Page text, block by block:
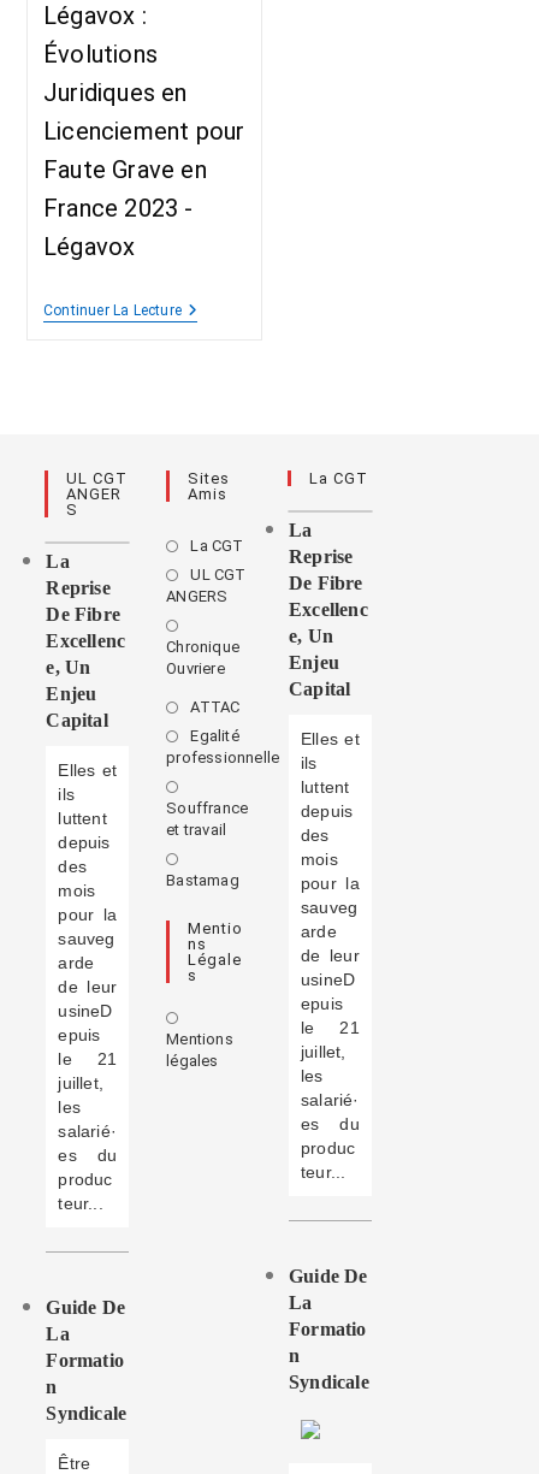
Légavox :
Évolutions
Juridiques en
Licenciement pour
Faute Grave en
France 2023 -
Légavox
Continuer La Lecture
UL CGT
ANGER
S
La
Reprise
De Fibre
Excellenc
E, Un
Enjeu
Capital
Elles et
ils
luttent
depuis
des
mois
pour la
sauveg
arde
de leur
usineD
epuis
le 21
juillet,
les
salarié·
es du
produc
teur...
Guide De
La
Formatio
N
Syndicale
Être
Sites
Amis
La CGT
UL CGT
ANGERS
Chronique
Ouvriere
ATTAC
Egalité
professionnelle
Souffrance
et travail
Bastamag
Mentio
Ns
Légale
S
Mentions
légales
La CGT
La
Reprise
De Fibre
Excellenc
E, Un
Enjeu
Capital
Elles et
ils
luttent
depuis
des
mois
pour la
sauveg
arde
de leur
usineD
epuis
le 21
juillet,
les
salarié·
es du
produc
teur...
Guide De
La
Formatio
N
Syndicale